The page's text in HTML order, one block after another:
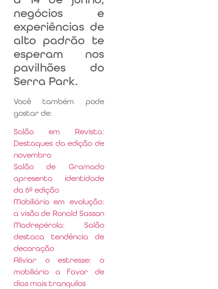
negócios e
experiências de
alto padrão te
esperam nos
pavilhões do
Serra Park.
Você também pode
gostar de:
Salão em Revista:
Destaques da edição de
novembro
Salão de Gramado
apresenta identidade
da 6ª edição
Mobiliário em evolução:
a visão de Ronald Sasson
Madrepérola: Salão
destaca tendência de
decoração
Aliviar o estresse: o
mobiliário a favor de
dias mais tranquilos